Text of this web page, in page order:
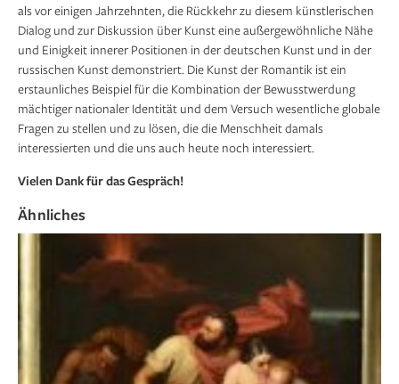
als vor einigen Jahrzehnten, die Rückkehr zu diesem künstlerischen
Dialog und zur Diskussion über Kunst eine außergewöhnliche Nähe
und Einigkeit innerer Positionen in der deutschen Kunst und in der
russischen Kunst demonstriert. Die Kunst der Romantik ist ein
erstaunliches Beispiel für die Kombination der Bewusstwerdung
mächtiger nationaler Identität und dem Versuch wesentliche globale
Fragen zu stellen und zu lösen, die die Menschheit damals
interessierten und die uns auch heute noch interessiert.
Vielen Dank für das Gespräch!
Ähnliches